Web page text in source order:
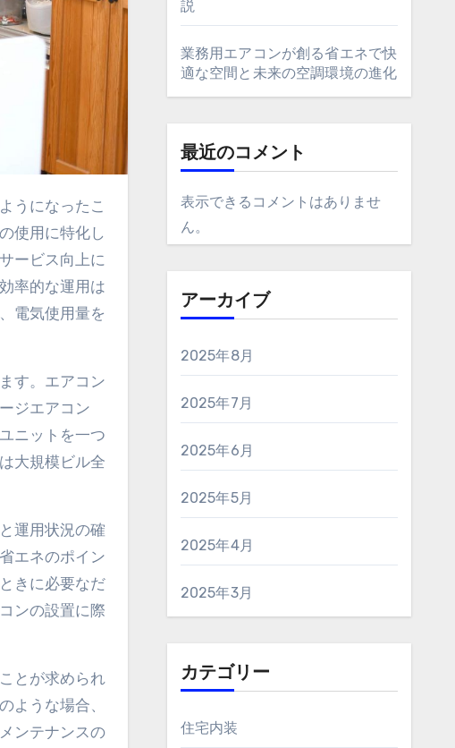
使用に特化し
ービス向上に
率的な運用は
電気使用量を
す。エアコン
ジエアコン
ニットを一つ
大規模ビル全
運用状況の確
エネのポイン
きに必要なだ
ンの設置に際
とが求められ
ような場合、
ンテナンスの
説
業務用エアコンが創る省エネで快
適な空間と未来の空調環境の進化
最近のコメント
表示できるコメントはありませ
ん。
アーカイブ
2025年8月
2025年7月
2025年6月
2025年5月
2025年4月
2025年3月
カテゴリー
住宅内装